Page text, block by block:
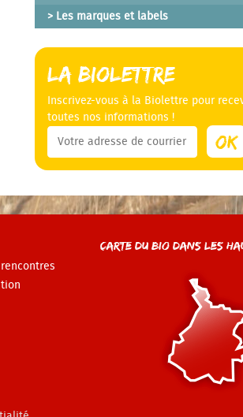
Les marques et labels
La Biolettre
Inscrivez-vous à la Biolettre pour
toutes nos informations !
Carte du Bio dans les